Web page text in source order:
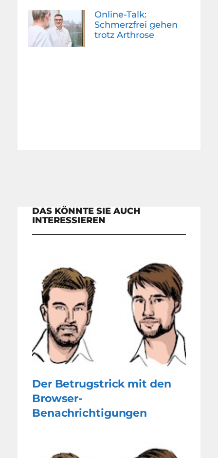
Online-Talk:
Schmerzfrei gehen
trotz Arthrose
DAS KÖNNTE SIE AUCH
INTERESSIEREN
Der Betrugstrick mit den
Browser-
Benachrichtigungen